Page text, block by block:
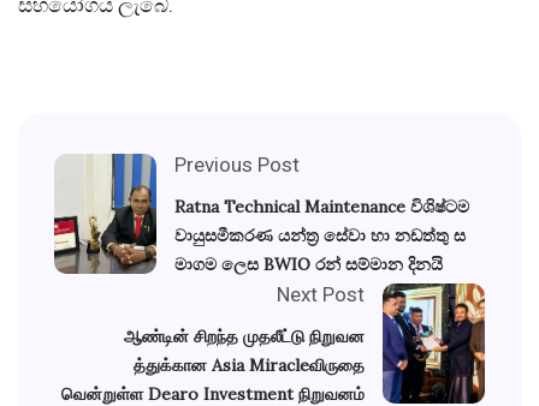
Previous Post
Ratna Technical Maintenance විශිෂ්ටම
වායුසමීකරණ යන්ත්‍ර සේවා හා නඩත්තු ස
මාගම ලෙස BWIO රන් සම්මාන දිනයි
Next Post
ஆண்டின் சிறந்த முதலீட்டு நிறுவன
த்துக்கான Asia Miracleவிருதை
வென்றுள்ள Dearo Investment நிறுவனம்